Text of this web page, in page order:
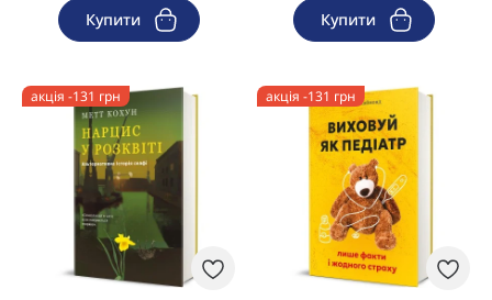
Купити
свої кордони та
банківський рахунок
Купити
акція -131 грн акція -131 грн